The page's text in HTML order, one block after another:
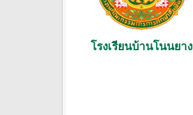
โรงเรียนบ้านโนนยาง